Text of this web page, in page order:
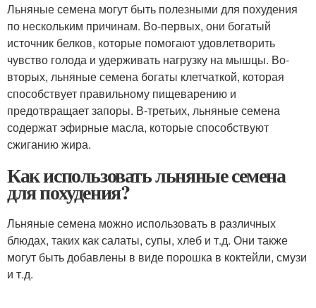
Льняные семена могут быть полезными для похудения
по нескольким причинам. Во-первых, они богатый
источник белков, которые помогают удовлетворить
чувство голода и удерживать нагрузку на мышцы. Во-
вторых, льняные семена богаты клетчаткой, которая
способствует правильному пищеварению и
предотвращает запоры. В-третьих, льняные семена
содержат эфирные масла, которые способствуют
сжиганию жира.
Как использовать льняные семена
для похудения?
Льняные семена можно использовать в различных
блюдах, таких как салаты, супы, хлеб и т.д. Они также
могут быть добавлены в виде порошка в коктейли, смузи
и т.д.